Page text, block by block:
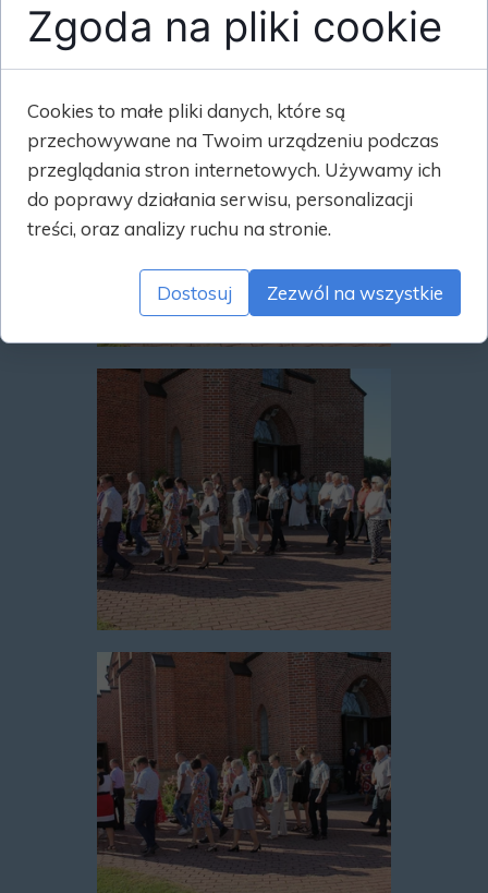
Zgoda na pliki cookie
Cookies to małe pliki danych, które są
przechowywane na Twoim urządzeniu podczas
przeglądania stron internetowych. Używamy ich
do poprawy działania serwisu, personalizacji
treści, oraz analizy ruchu na stronie.
Dostosuj Zezwól na wszystkie